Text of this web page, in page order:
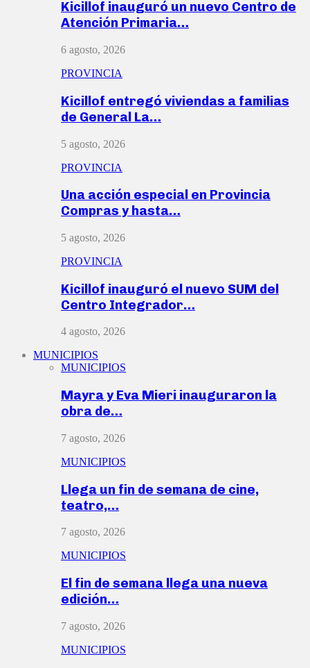
Kicillof inauguró un nuevo Centro de
Atención Primaria…
6 agosto, 2026
PROVINCIA
Kicillof entregó viviendas a familias
de General La…
5 agosto, 2026
PROVINCIA
Una acción especial en Provincia
Compras y hasta…
5 agosto, 2026
PROVINCIA
Kicillof inauguró el nuevo SUM del
Centro Integrador…
4 agosto, 2026
MUNICIPIOS
MUNICIPIOS
Mayra y Eva Mieri inauguraron la
obra de…
7 agosto, 2026
MUNICIPIOS
Llega un fin de semana de cine,
teatro,…
7 agosto, 2026
MUNICIPIOS
El fin de semana llega una nueva
edición…
7 agosto, 2026
MUNICIPIOS